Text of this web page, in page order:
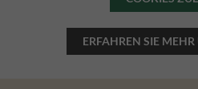
ERFAHREN SIE